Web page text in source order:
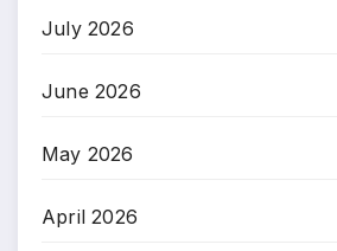
July 2026
June 2026
May 2026
April 2026